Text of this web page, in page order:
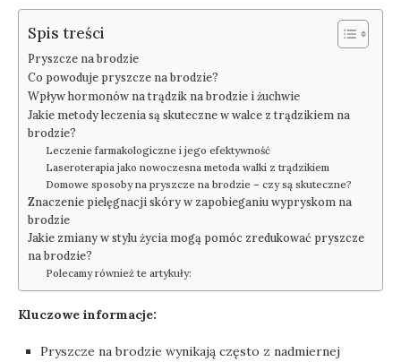
Spis treści
Pryszcze na brodzie
Co powoduje pryszcze na brodzie?
Wpływ hormonów na trądzik na brodzie i żuchwie
Jakie metody leczenia są skuteczne w walce z trądzikiem na
brodzie?
Leczenie farmakologiczne i jego efektywność
Laseroterapia jako nowoczesna metoda walki z trądzikiem
Domowe sposoby na pryszcze na brodzie – czy są skuteczne?
Znaczenie pielęgnacji skóry w zapobieganiu wypryskom na
brodzie
Jakie zmiany w stylu życia mogą pomóc zredukować pryszcze
na brodzie?
Polecamy również te artykuły:
Kluczowe informacje:
Pryszcze na brodzie wynikają często z nadmiernej